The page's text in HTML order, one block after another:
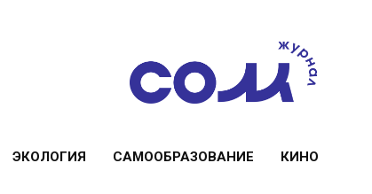
ЭКОЛОГИЯ САМООБРАЗОВАНИЕ КИНО